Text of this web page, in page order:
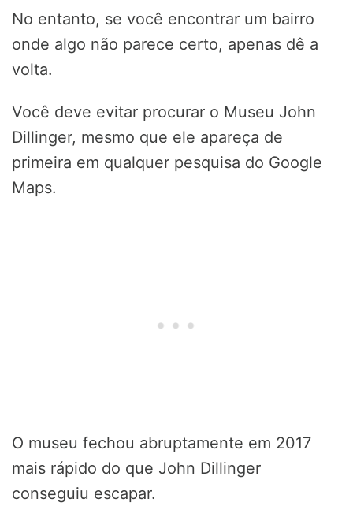
No entanto, se você encontrar um bairro
onde algo não parece certo, apenas dê a
volta.
Você deve evitar procurar o Museu John
Dillinger, mesmo que ele apareça de
primeira em qualquer pesquisa do Google
Maps.
O museu fechou abruptamente em 2017
mais rápido do que John Dillinger
conseguiu escapar.